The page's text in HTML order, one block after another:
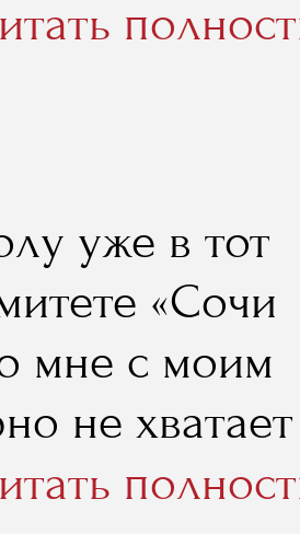
что я от
буду
я
и
что я
уже в тот
«Сочи
мне с моим
не хватает